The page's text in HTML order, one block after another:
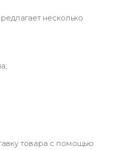
несколько
товара с помощью